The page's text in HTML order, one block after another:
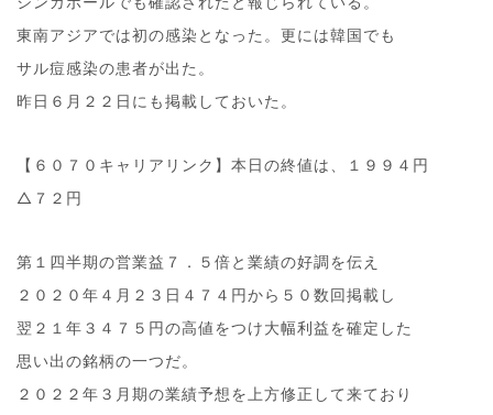
東南アジアでは初の感染となった。更には韓国でも
サル痘感染の患者が出た。
昨日６月２２日にも掲載しておいた。
【６０７０キャリアリンク】本日の終値は、１９９４円
△７２円
第１四半期の営業益７．５倍と業績の好調を伝え
２０２０年４月２３日４７４円から５０数回掲載し
翌２１年３４７５円の高値をつけ大幅利益を確定した
思い出の銘柄の一つだ。
２０２２年３月期の業績予想を上方修正して来ており